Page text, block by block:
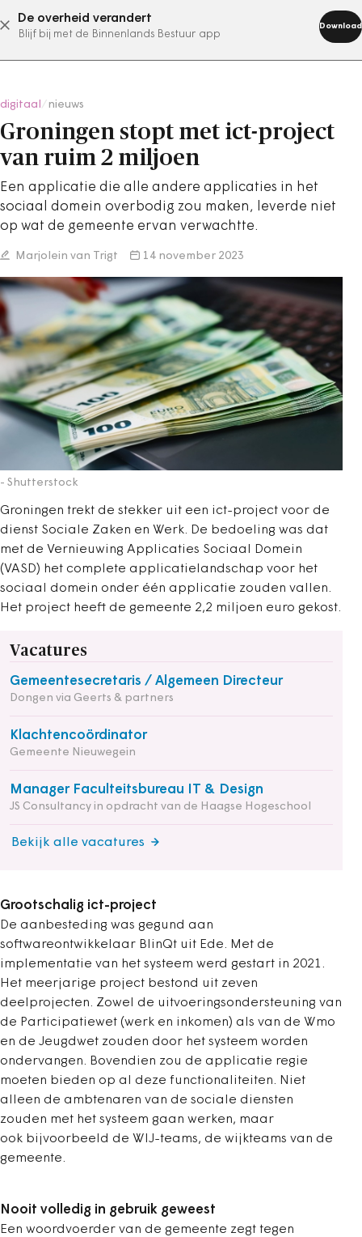
De overheid verandert
Blijf bij met de Binnenlands Bestuur app
Download
abonneer nu
digitaal nieuws
Groningen stopt met ict-project
van ruim 2 miljoen
Een applicatie die alle andere applicaties in het
sociaal domein overbodig zou maken, leverde niet
op wat de gemeente ervan verwachtte.
Marjolein van Trigt 14 november 2023
- Shutterstock
Groningen trekt de stekker uit een ict-project voor de
dienst Sociale Zaken en Werk. De bedoeling was dat
met de Vernieuwing Applicaties Sociaal Domein
(VASD) het complete applicatielandschap voor het
sociaal domein onder één applicatie zouden vallen.
Het project heeft de gemeente 2,2 miljoen euro gekost.
Vacatures
Gemeentesecretaris / Algemeen Directeur
Dongen via Geerts & partners
Klachtencoördinator
Gemeente Nieuwegein
Manager Faculteitsbureau IT & Design
JS Consultancy in opdracht van de Haagse Hogeschool
Bekijk alle vacatures
Grootschalig ict-project
De aanbesteding was gegund aan
softwareontwikkelaar BlinQt uit Ede. Met de
implementatie van het systeem werd gestart in 2021.
Het meerjarige project bestond uit zeven
deelprojecten. Zowel de uitvoeringsondersteuning van
de Participatiewet (werk en inkomen) als van de Wmo
en de Jeugdwet zouden door het systeem worden
ondervangen. Bovendien zou de applicatie regie
moeten bieden op al deze functionaliteiten. Niet
alleen de ambtenaren van de sociale diensten
zouden met het systeem gaan werken, maar
ook bijvoorbeeld de WIJ-teams, de wijkteams van de
gemeente.
Nooit volledig in gebruik geweest
Een woordvoerder van de gemeente zegt tegen